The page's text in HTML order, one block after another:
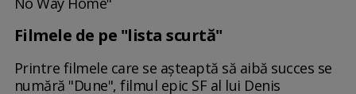
Filmele de pe "lista scurtă"
Printre filmele care se aşteaptă să aibă succes se
numără "Dune", filmul epic SF al lui Denis